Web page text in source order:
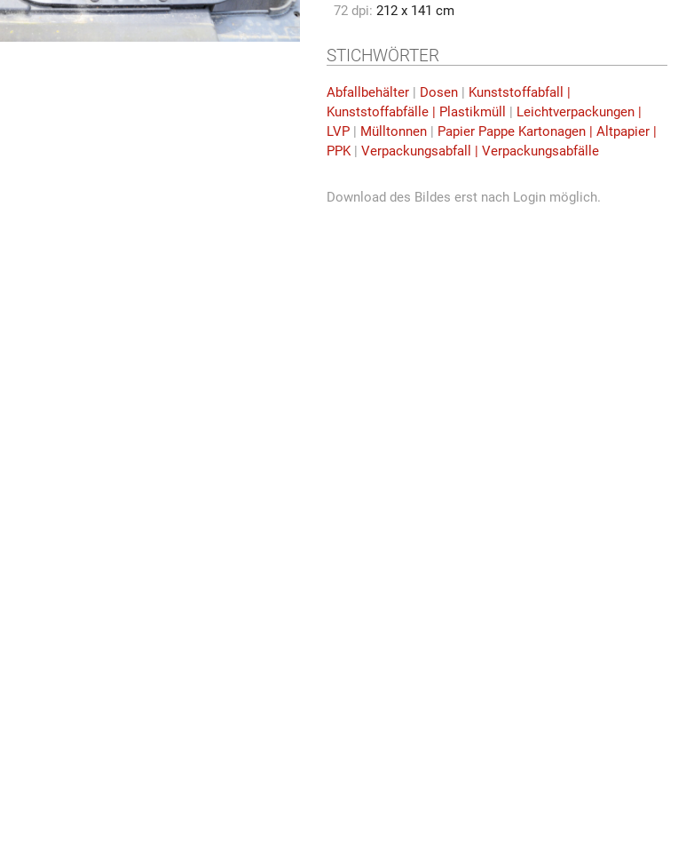
72 dpi: 212 x 141 cm
STICHWÖRTER
Abfallbehälter | Dosen | Kunststoffabfall |
Kunststoffabfälle | Plastikmüll
| Leichtverpackungen |
LVP | Mülltonnen | Papier Pappe Kartonagen | Altpapier |
PPK|Verpackungsabfall | Verpackungsabfälle
Download des Bildes erst nach Login möglich.